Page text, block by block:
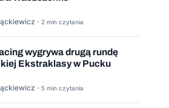
· 2 min czytania
wygrywa drugą rundę
Ekstraklasy w Pucku
· 5 min czytania